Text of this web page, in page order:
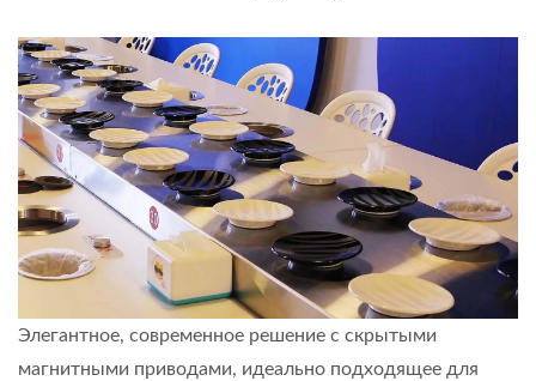
Элегантное, современное решение с скрытыми
магнитными приводами, идеально подходящее для